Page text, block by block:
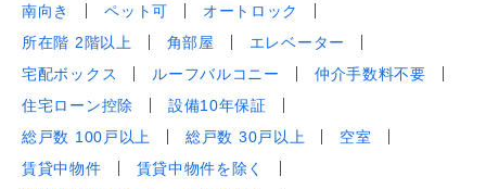
南向き ペット可
オートロック
所在階 2階以上
角部屋
エレベーター
宅配ボックス
ルーフバルコニー
仲介手数料不要
住宅ローン控除
設備10年保証
総戸数 100戸以上
総戸数 30戸以上
空室
賃貸中物件
賃貸中物件を除く